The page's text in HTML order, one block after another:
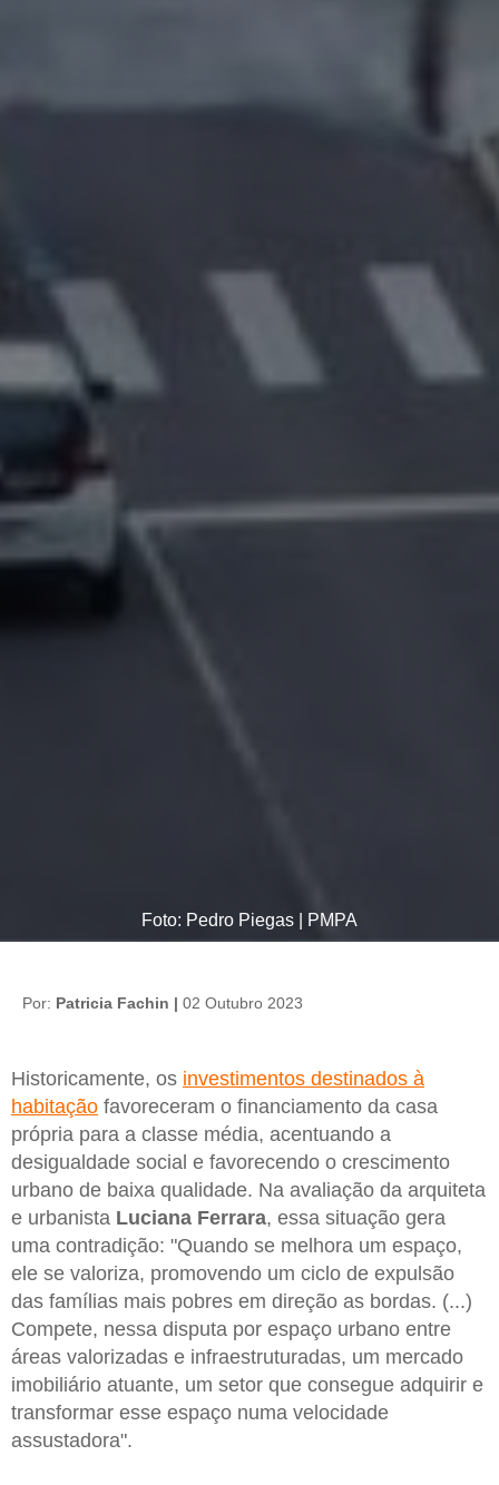
Foto: Pedro Piegas | PMPA
Por: Patricia Fachin | 02 Outubro 2023
Historicamente, os investimentos destinados à
habitação favoreceram o financiamento da casa
própria para a classe média, acentuando a
desigualdade social e favorecendo o crescimento
urbano de baixa qualidade. Na avaliação da arquiteta
e urbanista Luciana Ferrara, essa situação gera
uma contradição: "Quando se melhora um espaço,
ele se valoriza, promovendo um ciclo de expulsão
das famílias mais pobres em direção as bordas. (...)
Compete, nessa disputa por espaço urbano entre
áreas valorizadas e infraestruturadas, um mercado
imobiliário atuante, um setor que consegue adquirir e
transformar esse espaço numa velocidade
assustadora".